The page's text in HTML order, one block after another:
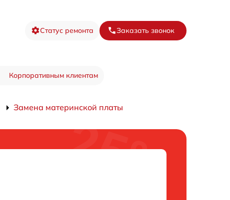
Статус ремонта Заказать звонок
Корпоративным клиентам
Замена материнской платы